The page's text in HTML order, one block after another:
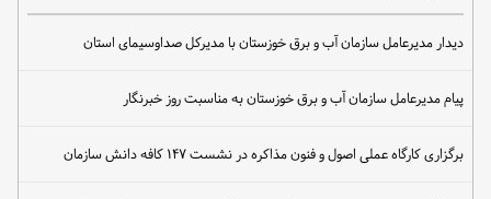
دیدار مدیرعامل سازمان آب و برق خوزستان با مدیرکل صداوسیمای استان
پیام مدیرعامل سازمان آب و برق خوزستان به مناسبت روز خبرنگار
برگزاری کارگاه عملی اصول و فنون مذاکره در نشست ۱۴۷ کافه دانش سازمان